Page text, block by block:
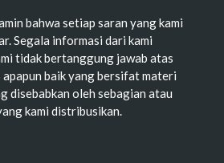
bahwa setiap saran yang kami
Segala informasi dari kami
tidak bertanggung jawab atas
baik yang bersifat materi
disebabkan oleh sebagian atau
kami distribusikan.